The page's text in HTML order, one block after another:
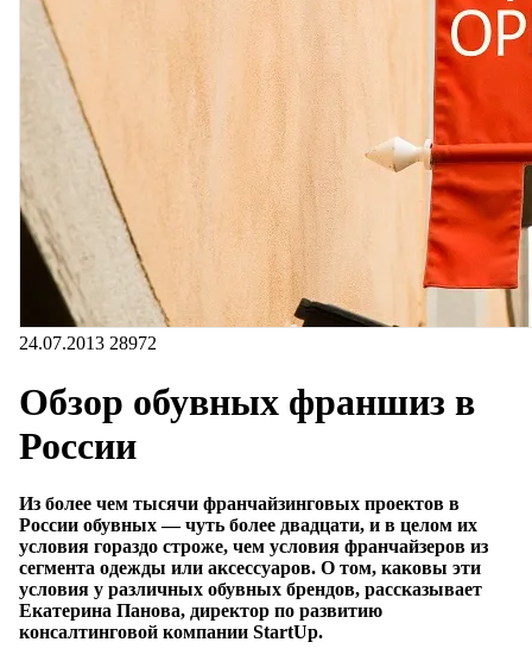
24.07.2013 28972
Обзор обувных франшиз в
России
Из более чем тысячи франчайзинговых проектов в
России обувных — чуть более двадцати, и в целом их
условия гораздо строже, чем условия франчайзеров из
сегмента одежды или аксессуаров. О том, каковы эти
условия у различных обувных брендов, рассказывает
Екатерина Панова, директор по развитию
консалтинговой компании StartUp.